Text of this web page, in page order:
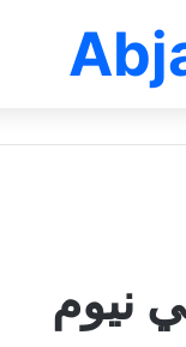
نيوم